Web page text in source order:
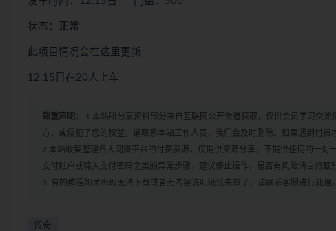
状态： 正常
此项目情况会在这里更新
12.15日在20人上车
郑重声明：
1.本站所分享资料部分来自互联网公开渠道获取，仅供会员学习交
方，或侵犯了您的权益，请联系本站工作人员，我们会及时删除。如果遇到付费
2.本站收集整理各大网赚平台的付费资源，仅提供资源分享，不提供任何的一
支付账户或输入支付密码之类的异常步骤，建议停止操作，是否有风险请自行甄
3. 有的教程如果出现无法下载或者无内容说明链接失效了，请联系客服进行处理。
传奇